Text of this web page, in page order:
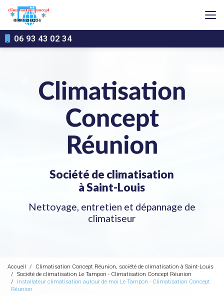
contenu
principal
06 93 43 02 34
Société de climatisation
à Saint-Louis
Nettoyage, entretien et dépannage de
climatiseur
Accueil
Climatisation Concept Réunion, société de climatisation à Saint-Louis
Société de climatisation Le Tampon - Climatisation Concept Réunion
Installateur climatisation autour de moi Le Tampon - Climatisation Concept
Réunion